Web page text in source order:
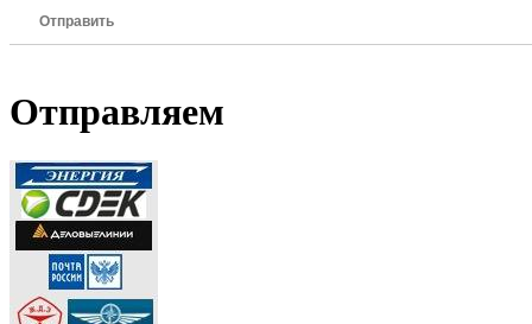
Отправить
Отправляем